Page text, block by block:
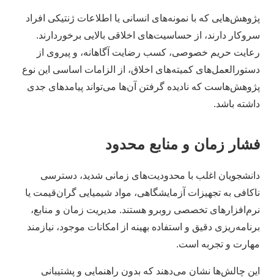
پژوهش‌هایی که با نمونه‌های انسانی یا اطلاعات ژنتیکی افراد
سروکار دارند، از حساسیت‌های اخلاقی بالایی برخوردارند.
رعایت حریم خصوصی، کسب رضایت آگاهانه، و پیروی از
دستورالعمل‌های کمیته‌های اخلاق، از الزامات اساسی این نوع
پژوهش‌هاست که نادیده گرفتن آن‌ها می‌تواند پیامدهای جدی
داشته باشد.
فشار زمان و منابع محدود
دانشجویان اغلب با محدودیت‌های زمانی شدید، دسترسی
ناکافی به تجهیزات آزمایشگاهی، مواد شیمیایی گران‌قیمت یا
نرم‌افزارهای تخصصی روبرو هستند. مدیریت زمان و منابع،
برنامه‌ریزی دقیق و استفاده بهینه از امکانات موجود، نیازمند
مهارت و تجربه است.
این چالش‌ها نشان می‌دهند که بدون راهنمایی و پشتیبانی